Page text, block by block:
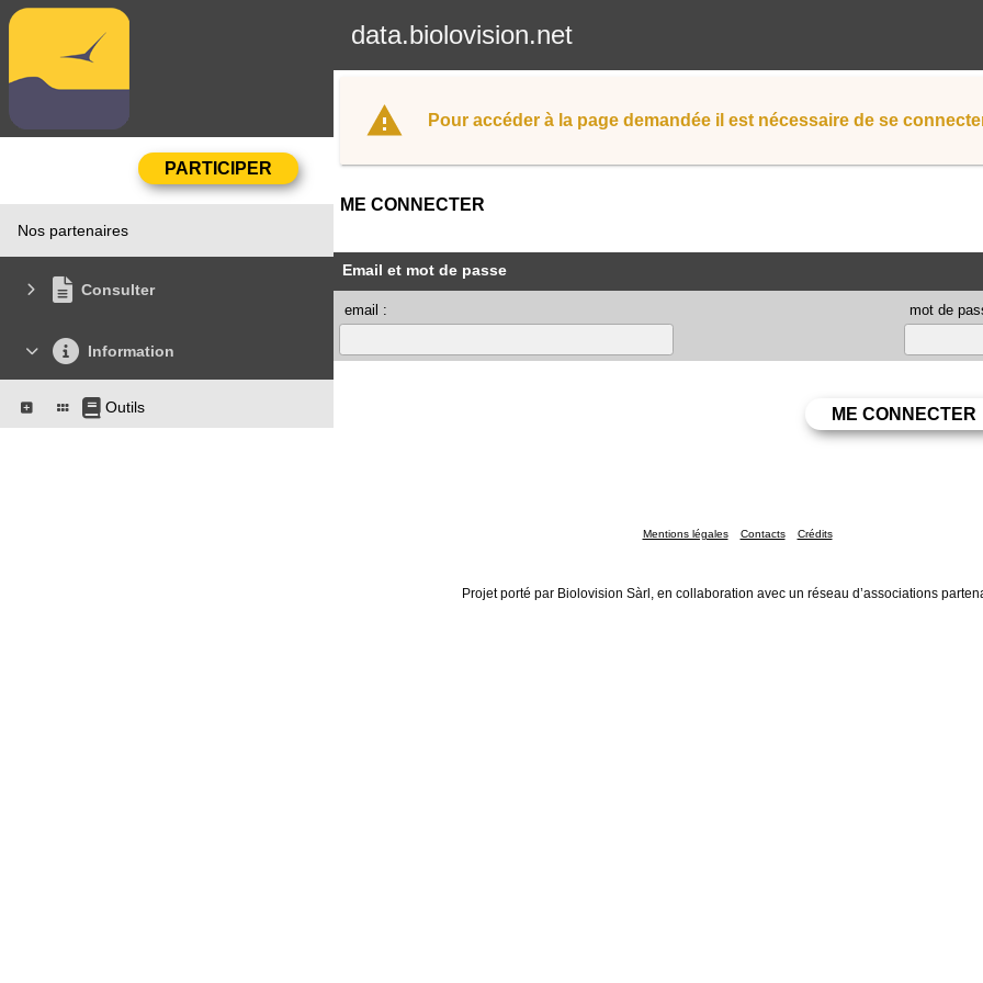
data.biolovision.net
Nos partenaires
Consulter
Information
Outils
Pour accéder à la page demandée il est nécessaire de se
ME CONNECTER
Email et mot de passe
email : mot de
Mentions légales Contacts Crédits
Projet porté par Biolovision Sàrl, en collaboration avec un réseau d’associations